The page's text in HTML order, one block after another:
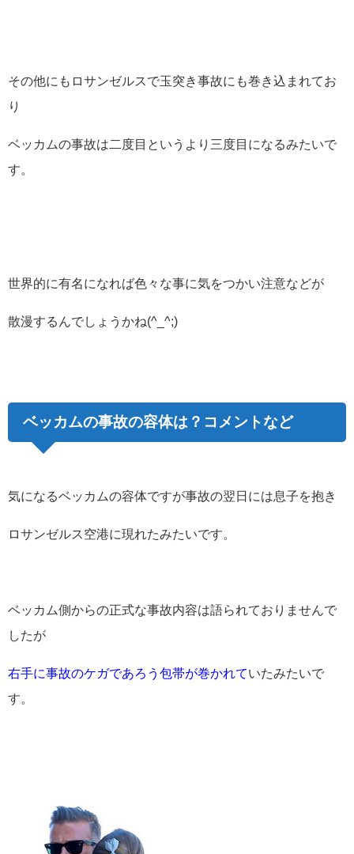
その他にもロサンゼルスで玉突き事故にも巻き込まれてお
り
ベッカムの事故は二度目というより三度目になるみたいで
す。
世界的に有名になれば色々な事に気をつかい注意などが
散漫するんでしょうかね(^_^;)
ベッカムの事故の容体は？コメントなど
気になるベッカムの容体ですが事故の翌日には息子を抱き
ロサンゼルス空港に現れたみたいです。
ベッカム側からの正式な事故内容は語られておりませんで
したが
右手に事故のケガであろう包帯が巻かれていたみたいで
す。